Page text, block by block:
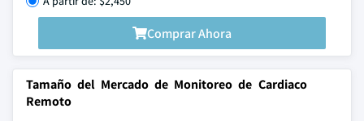
Comprar Ahora
Tamaño del Mercado de Monitoreo de Cardiaco
Remoto